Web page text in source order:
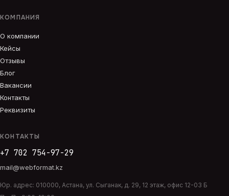
КОМПАНИЯ
О компании
Кейсы
Отзывы
Блог
Вакансии
Контакты
Реквизиты
КОНТАКТЫ
+7 702 754-97-29
mail@webformat.kz
Юр. адрес: 010000, Астана, ул. Сыганак, д. 29, 12 этаж, офис 12-03 Б